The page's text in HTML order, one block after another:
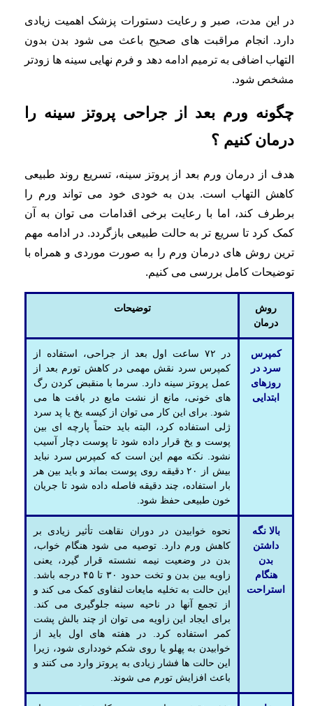
در این مدت، صبر و رعایت دستورات پزشک اهمیت زیادی
دارد. انجام مراقبت های صحیح باعث می شود بدن بدون
التهاب اضافی به ترمیم ادامه دهد و فرم نهایی سینه ها زودتر
مشخص شود.
چگونه ورم بعد از جراحی پروتز سینه را
درمان کنیم ؟
هدف از درمان ورم بعد از پروتز سینه، تسریع روند طبیعی
کاهش التهاب است. بدن به خودی خود می تواند ورم را
برطرف کند، اما با رعایت برخی اقدامات می توان به آن
کمک کرد تا سریع تر به حالت طبیعی بازگردد. در ادامه مهم
ترین روش های درمان ورم را به صورت موردی و همراه با
توضیحات کامل بررسی می کنیم.
روش
درمان
توضیحات
کمپرس
سرد در
روزهای
ابتدایی
در ۷۲ ساعت اول بعد از جراحی، استفاده از
کمپرس سرد نقش مهمی در کاهش تورم بعد از
عمل پروتز سینه دارد. سرما با منقبض کردن رگ
های خونی، مانع از نشت مایع در بافت ها می
شود. برای این کار می توان از کیسه یخ یا پد سرد
ژلی استفاده کرد، البته باید حتماً پارچه ای بین
پوست و یخ قرار داده شود تا پوست دچار آسیب
نشود. نکته مهم این است که کمپرس سرد نباید
بیش از ۲۰ دقیقه روی پوست بماند و باید بین هر
بار استفاده، چند دقیقه فاصله داده شود تا جریان
خون طبیعی حفظ شود.
بالا نگه
داشتن
بدن
هنگام
استراحت
نحوه خوابیدن در دوران نقاهت تأثیر زیادی بر
کاهش ورم دارد. توصیه می شود هنگام خواب،
بدن در وضعیت نیمه نشسته قرار گیرد، یعنی
زاویه بین بدن و تخت حدود ۳۰ تا ۴۵ درجه باشد.
این حالت به تخلیه مایعات لنفاوی کمک می کند و
از تجمع آنها در ناحیه سینه جلوگیری می کند.
برای ایجاد این زاویه می توان از چند بالش پشت
کمر استفاده کرد. در هفته های اول باید از
خوابیدن به پهلو یا روی شکم خودداری شود، زیرا
این حالت ها فشار زیادی به پروتز وارد می کنند و
باعث افزایش تورم می شوند.